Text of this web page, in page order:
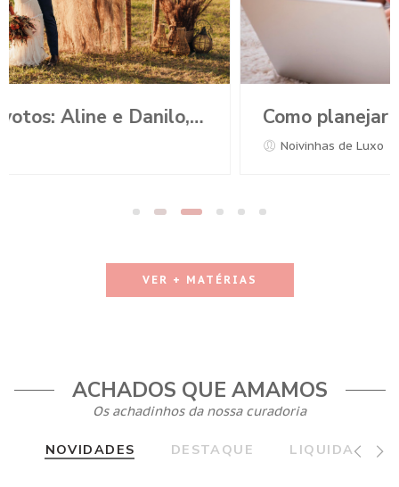
Como planejar o casamento durante a Pandemia?
VER + MATÉRIAS
ACHADOS QUE AMAMOS
Os achadinhos da nossa curadoria
NOVIDADES DESTAQUE LIQUIDA